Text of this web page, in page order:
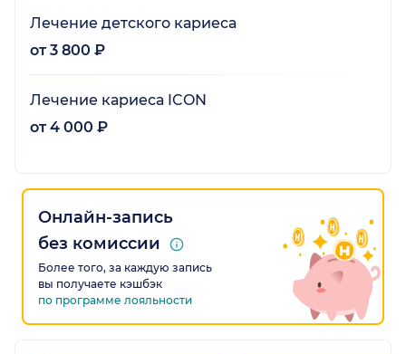
Лечение детского кариеса
от 3 800 ₽
Лечение кариеса ICON
от 4 000 ₽
Онлайн-запись
без комиссии
Более того, за каждую запись
вы получаете кэшбэк
по программе лояльности